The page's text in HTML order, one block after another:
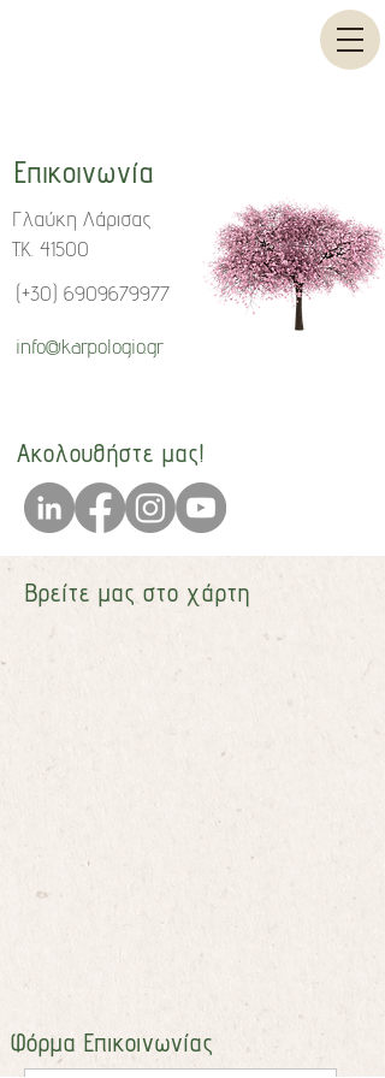
Επικοινωνία
(+30) 6909679977
Γλαύκη Λάρισας
T.K. 41500
info@karpologio.gr
Ακολουθήστε μας!
Βρείτε μας στο χάρτη
​Φόρμα Επικοινωνίας